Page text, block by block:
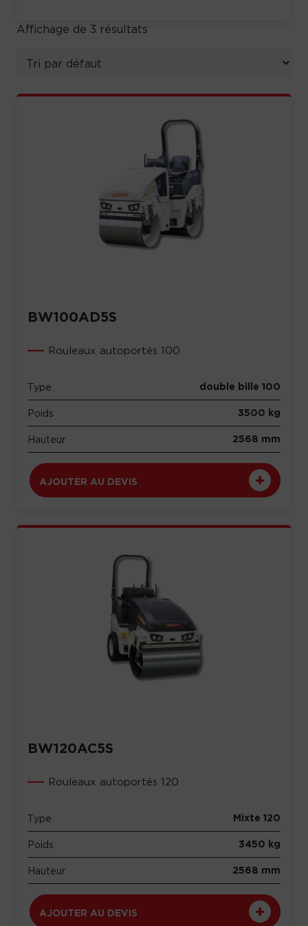
Affichage de 3 résultats
BW100AD5S
Rouleaux autoportés 100
Type double bille 100
Poids 3500 kg
Hauteur 2568 mm
AJOUTER AU DEVIS
BW120AC5S
Rouleaux autoportés 120
Type Mixte 120
Poids 3450 kg
Hauteur 2568 mm
AJOUTER AU DEVIS